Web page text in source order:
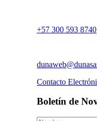
+57 300 593 8740
Contacto
Boletín de